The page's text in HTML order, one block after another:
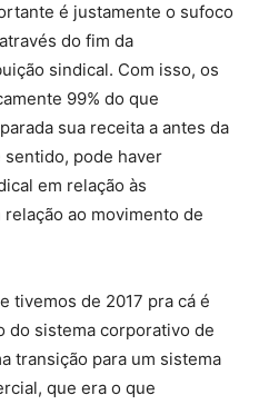
é justamente o sufoco
do fim da
sindical. Com isso, os
99% do que
sua receita a antes da
pode haver
em relação às
ao movimento de
tivemos de 2017 pra cá é
do sistema corporativo de
transição para um sistema
que era o que